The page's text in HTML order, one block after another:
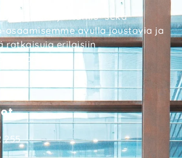
alaisen johtamis- sekä
osaamisemme avulla joustavia ja
ratkaisuja erilaisiin
tarpeisiin.
255